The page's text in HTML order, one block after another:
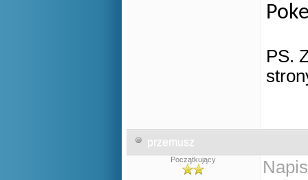
PS.
przemusz
Początkujący